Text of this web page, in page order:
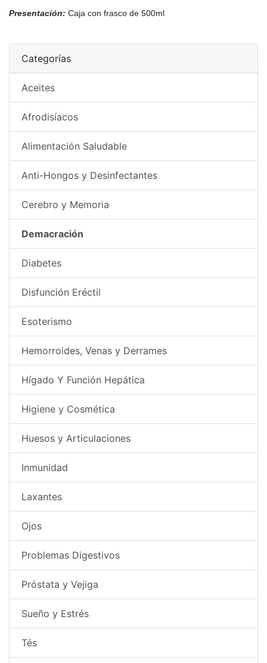
Presentación: Caja con frasco de 500ml
Categorías
Aceites
Afrodisíacos
Alimentación Saludable
Anti-Hongos y Desinfectantes
Cerebro y Memoria
Demacración
Diabetes
Disfunción Eréctil
Esoterismo
Hemorroides, Venas y Derrames
Hígado Y Función Hepática
Higiene y Cosmética
Huesos y Articulaciones
Inmunidad
Laxantes
Ojos
Problemas Digestivos
Próstata y Vejiga
Sueño y Estrés
Tés